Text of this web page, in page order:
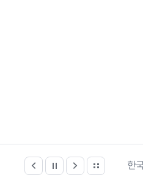
시설 등 위치찾기서비스 한